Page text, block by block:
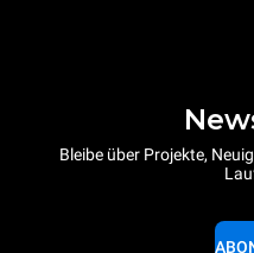
Bleibe über Projekte,